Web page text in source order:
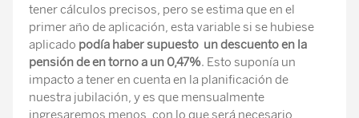
tener cálculos precisos, pero se estima que en el
primer año de aplicación, esta variable si se hubiese
aplicado podía haber supuesto un descuento en la
pensión de en torno a un 0,47%. Esto suponía un
impacto a tener en cuenta en la planificación de
nuestra jubilación, y es que mensualmente
ingresaremos menos, con lo que será necesario